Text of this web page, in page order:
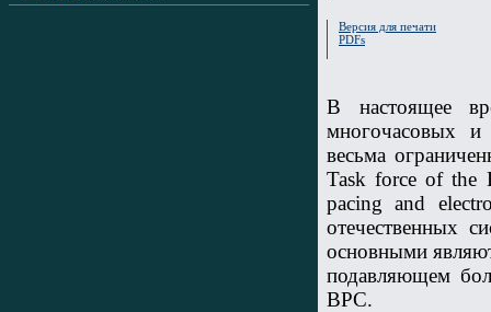
Версия для печати
PDFs
В настоящее
многочасовых и
весьма
Task force of the
pacing and
отечественных
основными
подавляющем
ВРС.